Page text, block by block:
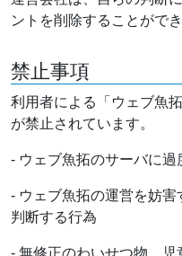
ントを削除することがで
禁止事項
利用者による「ウェブ魚
が禁止されています。
- ウェブ魚拓のサーバに
- ウェブ魚拓の運営を妨
判断する行為